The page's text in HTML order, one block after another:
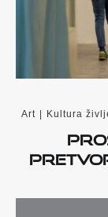
Art | Kultura